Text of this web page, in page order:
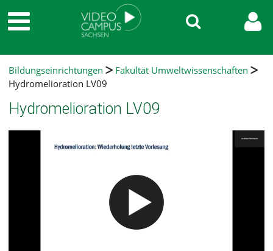
Bildungseinrichtungen
Fakultät Umweltwissenschaften
Hydromelioration LV09
Hydromelioration LV09